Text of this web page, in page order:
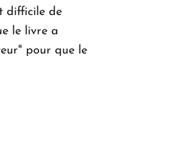
difficile de
le livre a
pour que le